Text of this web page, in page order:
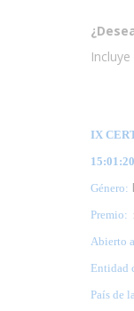
IX
Género:
Premio:
Abierto
Entidad
País de